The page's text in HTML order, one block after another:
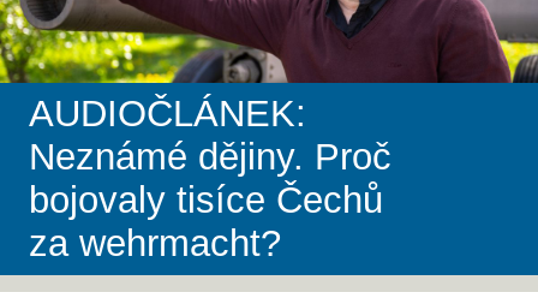
AUDIOČLÁNEK:
Neznámé dějiny. Proč
bojovaly tisíce Čechů
za wehrmacht?